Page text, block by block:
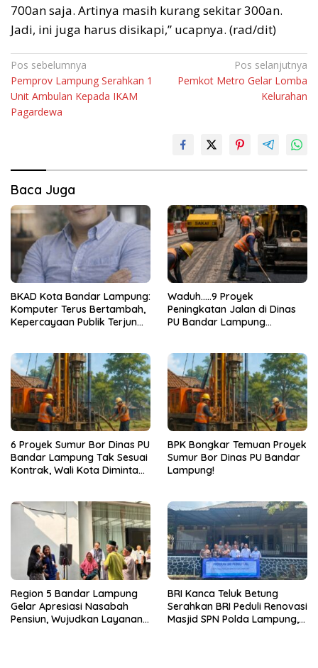
700an saja. Artinya masih kurang sekitar 300an.
Jadi, ini juga harus disikapi,” ucapnya. (rad/dit)
Navigasi
pos
Pos sebelumnya
Pemprov Lampung Serahkan 1
Unit Ambulan Kepada IKAM
Pagardewa
Pos selanjutnya
Pemkot Metro Gelar Lomba
Kelurahan
Baca Juga
BKAD Kota Bandar Lampung:
Komputer Terus Bertambah,
Kepercayaan Publik Terjun
Waduh…..9 Proyek
Peningkatan Jalan di Dinas
PU Bandar Lampung
6 Proyek Sumur Bor Dinas PU
Bandar Lampung Tak Sesuai
Kontrak, Wali Kota Diminta
BPK Bongkar Temuan Proyek
Sumur Bor Dinas PU Bandar
Lampung!
Region 5 Bandar Lampung
Gelar Apresiasi Nasabah
Pensiun, Wujudkan Layanan
BRI Kanca Teluk Betung
Serahkan BRI Peduli Renovasi
Masjid SPN Polda Lampung,